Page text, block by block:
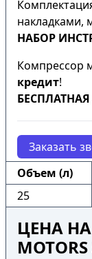
накладками,
НАБОР
Компрессор
кредит!
Заказать
Объем (л)
25
ЦЕНА